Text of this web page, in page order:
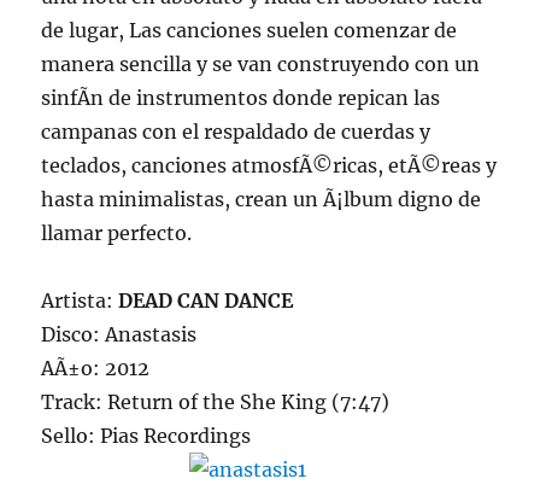
de lugar, Las canciones suelen comenzar de
manera sencilla y se van construyendo con un
sinfÃ­n de instrumentos donde repican las
campanas con el respaldado de cuerdas y
teclados, canciones atmosfÃ©ricas, etÃ©reas y
hasta minimalistas, crean un Ã¡lbum digno de
llamar perfecto.
Artista:DEAD CAN DANCE
Disco: Anastasis
AÃ±o: 2012
Track: Return of the She King (7:47)
Sello: Pias Recordings